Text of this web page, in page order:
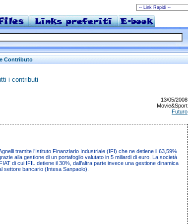
Contributo
i contributi
13/05/2008
Movie&Sport
Futuro
tramite l’Istituto Finanziario Industriale (IFI) che ne detiene il 63,59%
alla gestione di un portafoglio valutato in 5 miliardi di euro. La società
di cui IFIL detiene il 30%, dall’altra parte invece una gestione dinamica
settore bancario (Intesa Sanpaolo).